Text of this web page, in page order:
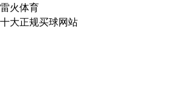
雷火体育
十大正规买球网站